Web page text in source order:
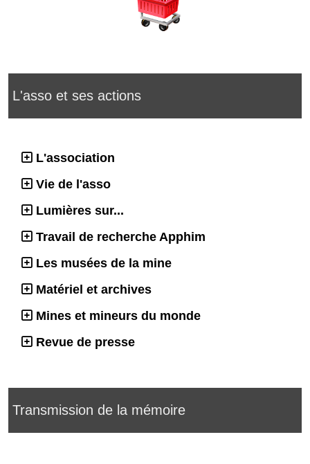
L'asso et ses actions
L'association
Vie de l'asso
Lumières sur...
Travail de recherche Apphim
Les musées de la mine
Matériel et archives
Mines et mineurs du monde
Revue de presse
Transmission de la mémoire